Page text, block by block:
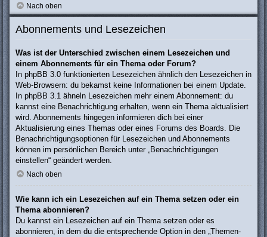
Nach oben
Abonnements und Lesezeichen
Was ist der Unterschied zwischen einem Lesezeichen und
einem Abonnements für ein Thema oder Forum?
In phpBB 3.0 funktionierten Lesezeichen ähnlich den Lesezeichen in
Web-Browsern: du bekamst keine Informationen bei einem Update.
In phpBB 3.1 ähneln Lesezeichen mehr einem Abonnement: du
kannst eine Benachrichtigung erhalten, wenn ein Thema aktualisiert
wird. Abonnements hingegen informieren dich bei einer
Aktualisierung eines Themas oder eines Forums des Boards. Die
Benachrichtigungsoptionen für Lesezeichen und Abonnements
können im persönlichen Bereich unter „Benachrichtigungen
einstellen“ geändert werden.
Nach oben
Wie kann ich ein Lesezeichen auf ein Thema setzen oder ein
Thema abonnieren?
Du kannst ein Lesezeichen auf ein Thema setzen oder es
abonnieren, in dem du die entsprechende Option in den „Themen-